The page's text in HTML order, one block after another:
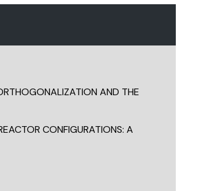
AND THE
CONFIGURATIONS: A